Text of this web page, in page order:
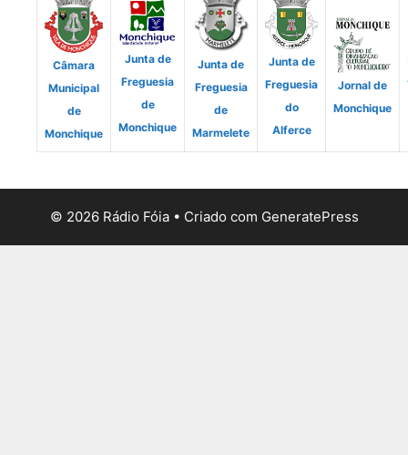
Câmara
Municipal
de
Monchique
Junta de
Freguesia
de
Monchique
Junta de
Freguesia
de
Marmelete
Junta de
Freguesia
do
Alferce
Jornal de
Monchique
© 2026 Rádio Fóia• Criado com GeneratePress